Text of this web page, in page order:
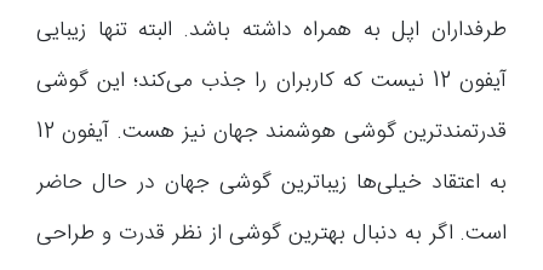
طرفداران اپل به همراه داشته باشد. البته تنها زیبایی
آیفون 12 نیست که کاربران را جذب می‌کند؛ این گوشی
قدرتمندترین گوشی هوشمند جهان نیز هست. آیفون 12
به اعتقاد خیلی‌ها زیباترین گوشی جهان در حال حاضر
است. اگر به دنبال بهترین گوشی از نظر قدرت و طراحی